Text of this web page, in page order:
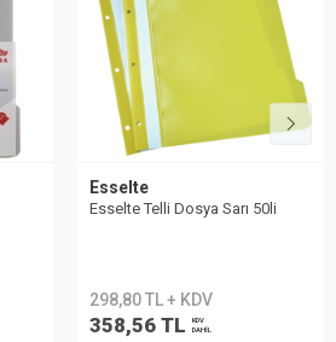
Esselte
Esselte Telli Dosya Sarı 50li
298,80 TL + KDV
358,56 TL
KDV
DAHİL